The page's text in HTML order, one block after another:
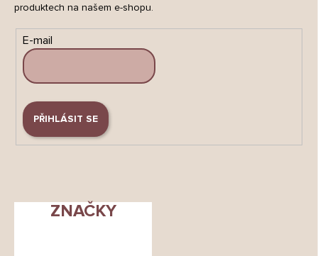
produktech na našem e-shopu.
E-mail
PŘIHLÁSIT SE
ZNAČKY